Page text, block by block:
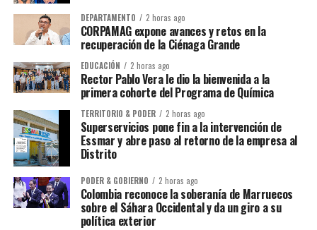
DEPARTAMENTO 2 horas ago
CORPAMAG expone avances y retos en la
recuperación de la Ciénaga Grande
EDUCACIÓN 2 horas ago
Rector Pablo Vera le dio la bienvenida a la
primera cohorte del Programa de Química
TERRITORIO & PODER 2 horas ago
Superservicios pone fin a la intervención de
Essmar y abre paso al retorno de la empresa al
Distrito
PODER & GOBIERNO 2 horas ago
Colombia reconoce la soberanía de Marruecos
sobre el Sáhara Occidental y da un giro a su
política exterior